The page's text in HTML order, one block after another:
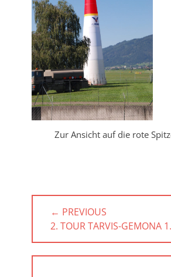
Zur Ansicht auf die rote
Beitragsnavigation
← PREVIOUS
PREVIOUS
POST:
2. TOUR TARVIS-GEMONA